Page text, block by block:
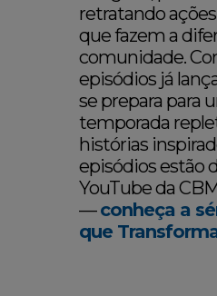
retratando
que fazem a
comunidade.
episódios já
se prepara para
temporada
histórias
episódios estão
YouTube da
—conheça a
que